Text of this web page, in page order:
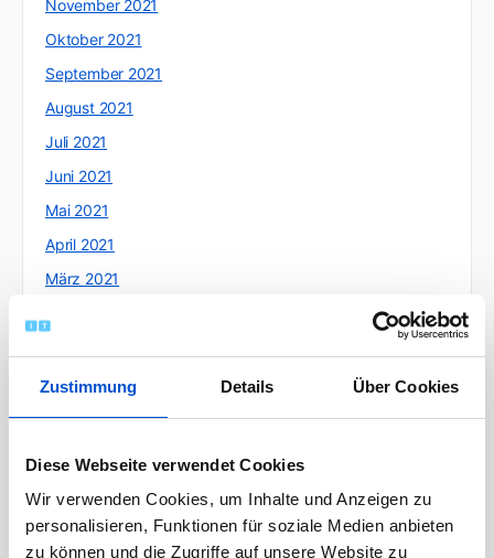
Zustimmung Details Über Cookies
Diese Webseite verwendet Cookies
Wir verwenden Cookies, um Inhalte und Anzeigen zu
personalisieren, Funktionen für soziale Medien anbieten
zu können und die Zugriffe auf unsere Website zu
November 2021
Oktober 2021
September 2021
August 2021
Juli 2021
Juni 2021
Mai 2021
April 2021
März 2021
Dezember 2020
November 2020
August 2020
Juli 2020